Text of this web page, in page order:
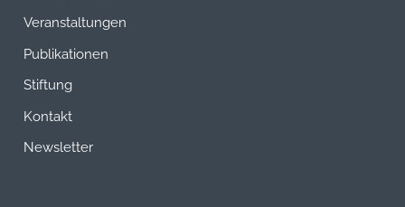
Veranstaltungen
Publikationen
Stiftung
Kontakt
Newsletter